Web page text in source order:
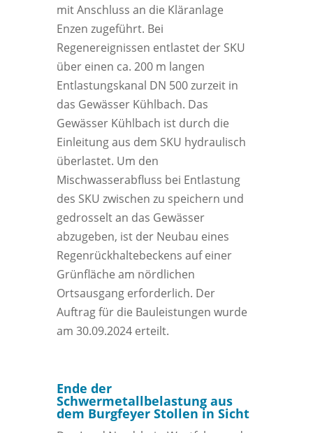
mit Anschluss an die Kläranlage
Enzen zugeführt. Bei
Regenereignissen entlastet der SKU
über einen ca. 200 m langen
Entlastungskanal DN 500 zurzeit in
das Gewässer Kühlbach. Das
Gewässer Kühlbach ist durch die
Einleitung aus dem SKU hydraulisch
überlastet. Um den
Mischwasserabfluss bei Entlastung
des SKU zwischen zu speichern und
gedrosselt an das Gewässer
abzugeben, ist der Neubau eines
Regenrückhaltebeckens auf einer
Grünfläche am nördlichen
Ortsausgang erforderlich. Der
Auftrag für die Bauleistungen wurde
am 30.09.2024 erteilt.
Ende der
Schwermetallbelastung aus
dem Burgfeyer Stollen in Sicht